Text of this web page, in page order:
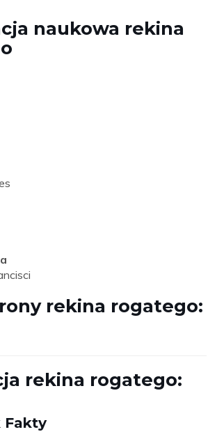
naukowa rekina
rekina rogatego:
rekina rogatego:
Fakty